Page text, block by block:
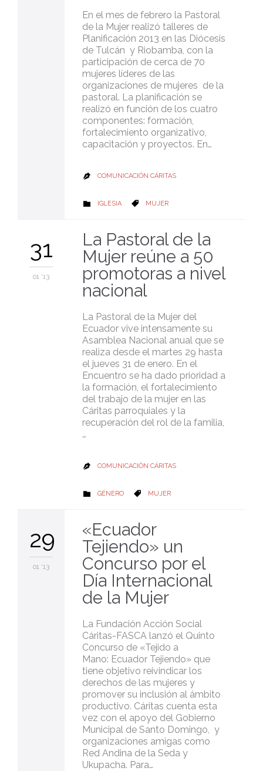
En el mes de febrero la Pastoral
de la Mujer realizó talleres de
Planificación 2013 en las Diócesis
de Tulcán y Riobamba, con la
participación de cerca de 70
mujeres líderes de las
organizaciones de mujeres de la
pastoral. La planificación se
realizó en función de los cuatro
componentes: formación,
fortalecimiento organizativo,
capacitación y proyectos. En…
 COMUNICACIÓN CÁRITAS
 CATEGORY
IGLESIA  CATEGORY
MUJER
31
01 '13
La Pastoral de la
Mujer reúne a 50
promotoras a nivel
nacional
La Pastoral de la Mujer del
Ecuador vive intensamente su
Asamblea Nacional anual que se
realiza desde el martes 29 hasta
el jueves 31 de enero. En el
Encuentro se ha dado prioridad a
la formación, el fortalecimiento
del trabajo de la mujer en las
Cáritas parroquiales y la
recuperación del rol de la familia,
…
 COMUNICACIÓN CÁRITAS
 CATEGORY
GÉNERO  CATEGORY
MUJER
29
01 '13
«Ecuador
Tejiendo» un
Concurso por el
Día Internacional
de la Mujer
La Fundación Acción Social
Cáritas-FASCA lanzó el Quinto
Concurso de «Tejido a
Mano: Ecuador Tejiendo» que
tiene objetivo reivindicar los
derechos de las mujeres y
promover su inclusión al ámbito
productivo. Cáritas cuenta esta
vez con el apoyo del Gobierno
Municipal de Santo Domingo, y
organizaciones amigas como
Red Andina de la Seda y
Ukupacha. Para…